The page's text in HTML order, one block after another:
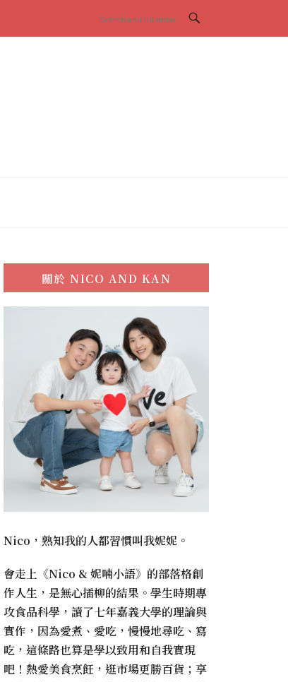
關於NICO AND KAN
Nico，熟知我的人都習慣叫我妮妮。
會走上《Nico & 妮喃小語》的部落格創
作人生，是無心插柳的結果。學生時期專
攻食品科學，讀了七年嘉義大學的理論與
實作，因為愛煮、愛吃，慢慢地尋吃、寫
吃，這條路也算是學以致用和自我實現
吧！熱愛美食烹飪，逛市場更勝百貨；享